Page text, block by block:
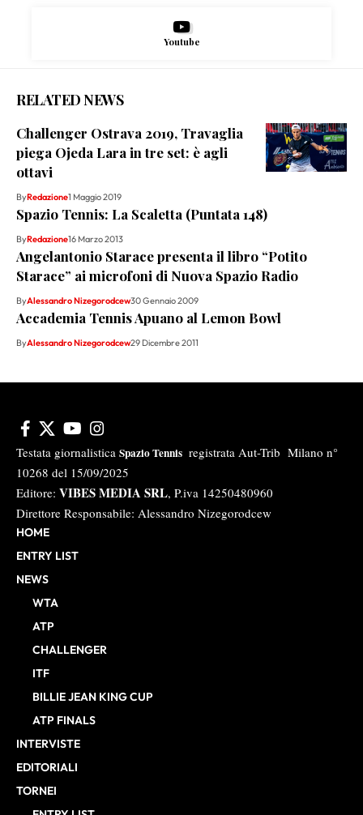
Youtube
RELATED NEWS
Challenger Ostrava 2019, Travaglia
piega Ojeda Lara in tre set: è agli
ottavi
ByRedazione1 Maggio 2019
Spazio Tennis: La Scaletta (Puntata 148)
ByRedazione16 Marzo 2013
Angelantonio Starace presenta il libro “Potito
Starace” ai microfoni di Nuova Spazio Radio
ByAlessandro Nizegorodcew30 Gennaio 2009
Accademia Tennis Apuano al Lemon Bowl
ByAlessandro Nizegorodcew29 Dicembre 2011
Testata giornalistica Spazio Tennis registrata Aut-Trib Milano n°
10268 del 15/09/2025
Editore: VIBES MEDIA SRL, P.iva 14250480960
Direttore Responsabile: Alessandro Nizegorodcew
HOME
ENTRY LIST
NEWS
WTA
ATP
CHALLENGER
ITF
BILLIE JEAN KING CUP
ATP FINALS
INTERVISTE
EDITORIALI
TORNEI